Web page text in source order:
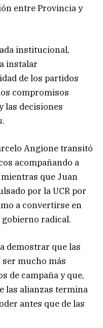
entre Provincia y
institucional,
instalar
de los partidos
compromisos
las decisiones
Angione transitó
acompañando a
que Juan
por la UCR por
a convertirse en
radical.
demostrar que las
mucho más
de campaña y que,
las alianzas termina
antes que de las